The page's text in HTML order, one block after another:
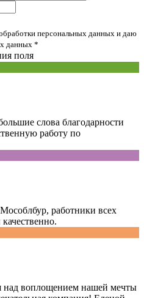
персональных данных и даю
данных *
поля
слова благодарности
работу по
работники всех
воплощением нашей мечты